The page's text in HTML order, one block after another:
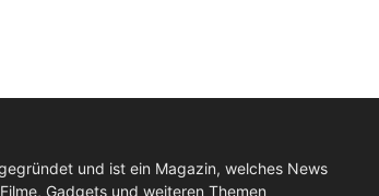
und ist ein Magazin, welches News
Gadgets und weiteren Themen